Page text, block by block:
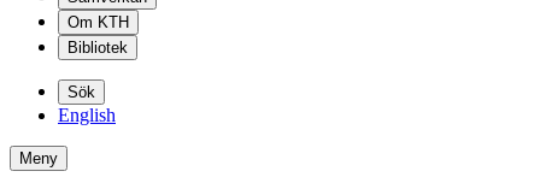
Om KTH
Bibliotek
Sök
English
Meny